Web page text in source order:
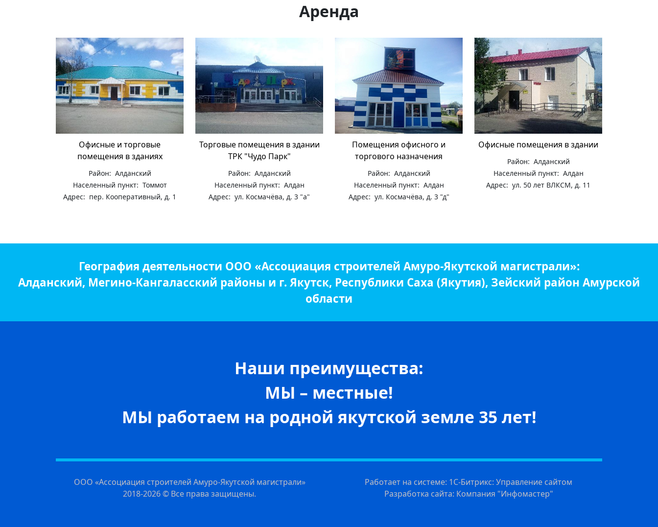
Аренда
Офисные и торговые
помещения в зданиях
Район: Алданский
Населенный пункт: Томмот
Адрес: пер. Кооперативный, д. 1
Торговые помещения в здании
ТРК "Чудо Парк"
Район: Алданский
Населенный пункт: Алдан
Адрес: ул. Космачёва, д. 3 "а"
Помещения офисного и
торгового назначения
Район: Алданский
Населенный пункт: Алдан
Адрес: ул. Космачёва, д. 3 "д"
Офисные помещения в здании
Район: Алданский
Населенный пункт: Алдан
Адрес: ул. 50 лет ВЛКСМ, д. 11
География деятельности ООО «Ассоциация строителей Амуро-Якутской магистрали»:
Алданский, Мегино-Кангаласский районы и г. Якутск, Республики Саха (Якутия), Зейский район Амурской
области
Наши преимущества:
МЫ – местные!
МЫ работаем на родной якутской земле 35 лет!
ООО «Ассоциация строителей Амуро-Якутской магистрали»
2018-2026 © Все права защищены.
Работает на системе: 1С-Битрикс: Управление сайтом
Разработка сайта: Компания "Инфомастер"